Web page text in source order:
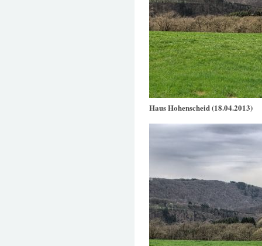
Haus Hohenscheid (18.04.2013)